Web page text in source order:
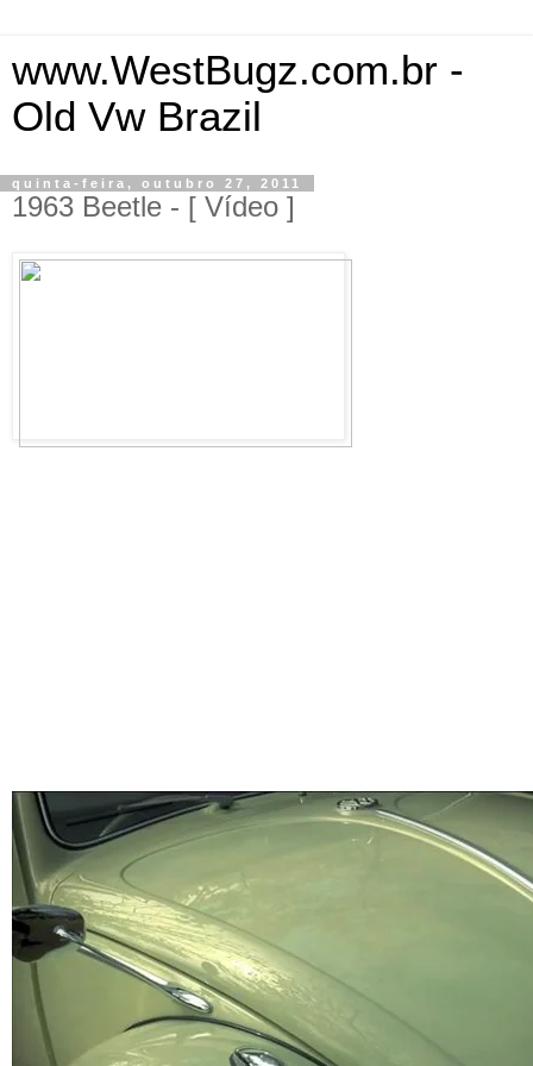
www.WestBugz.com.br -
Old Vw Brazil
quinta-feira, outubro 27, 2011
1963 Beetle - [ Vídeo ]